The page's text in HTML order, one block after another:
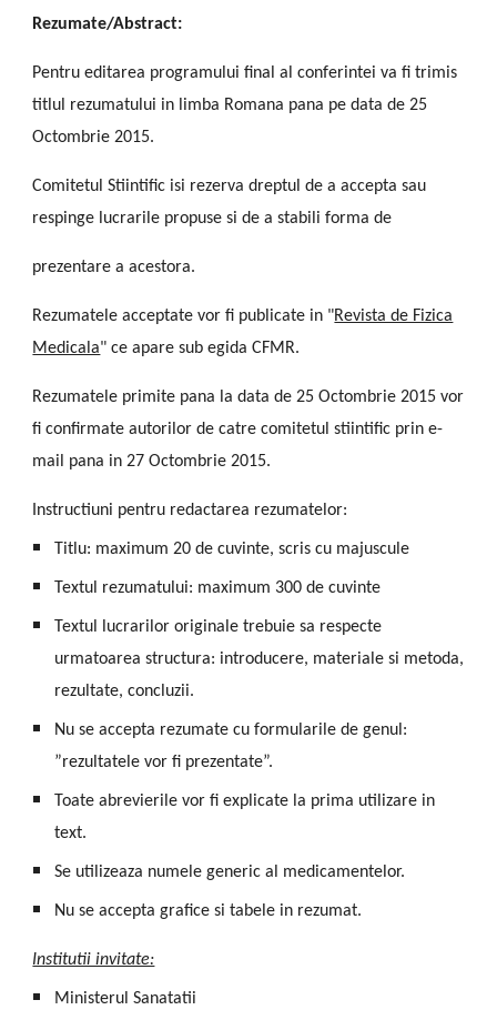
Rezumate/Abstract:
Pentru editarea programului final al conferintei va fi trimis
titlul rezumatului in limba Romana pana pe data de 25
Octombrie 2015.
Comitetul Stiintific isi rezerva dreptul de a accepta sau
respinge lucrarile propuse si de a stabili forma de
prezentare a acestora.
Rezumatele acceptate vor fi publicate in "Revista de Fizica
Medicala" ce apare sub egida CFMR.
Rezumatele primite pana la data de 25 Octombrie 2015 vor
fi confirmate autorilor de catre comitetul stiintific prin e-
mail pana in 27 Octombrie 2015.
Instructiuni pentru redactarea rezumatelor:
Titlu: maximum 20 de cuvinte, scris cu majuscule
Textul rezumatului: maximum 300 de cuvinte
Textul lucrarilor originale trebuie sa respecte
urmatoarea structura: introducere, materiale si metoda,
rezultate, concluzii.
Nu se accepta rezumate cu formularile de genul:
”rezultatele vor fi prezentate”.
Toate abrevierile vor fi explicate la prima utilizare in
text.
Se utilizeaza numele generic al medicamentelor.
Nu se accepta grafice si tabele in rezumat.
Institutii invitate:
Ministerul Sanatatii